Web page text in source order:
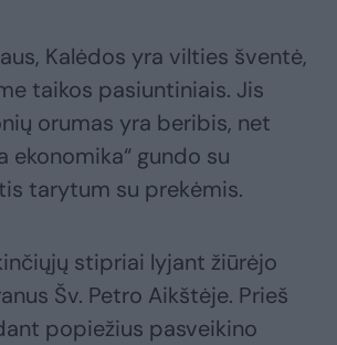
Kalėdos yra vilties šventė,
taikos pasiuntiniais. Jis
orumas yra beribis, net
ekonomika“ gundo su
tarytum su prekėmis.
stipriai lyjant žiūrėjo
Šv. Petro Aikštėje. Prieš
popiežius pasveikino